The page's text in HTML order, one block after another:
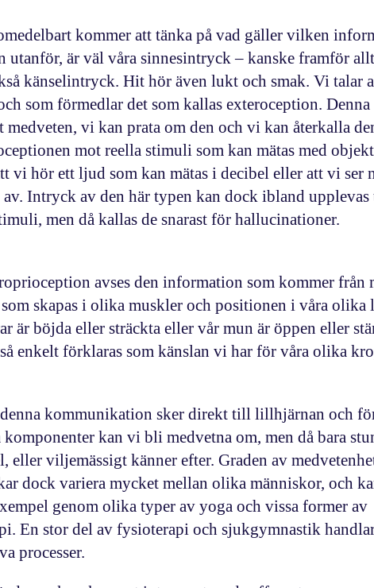
kommer att tänka på vad gäller vilken
utanför, är väl våra sinnesintryck – kanske framför
känselintryck. Hit hör även lukt och smak. Vi talar
som förmedlar det som kallasexteroception. Denna
vi kan prata om den och vi kan återkalla
mot reella stimuli som kan mätas med
vi hör ett ljud som kan mätas i decibel eller att vi ser
Intryck av den här typen kan dock ibland upplevas
men då kallas de snarast för hallucinationer.
avses den information som kommer från
skapas i olika muskler och positionen i våra olika
är böjda eller sträckta eller vår mun är öppen eller
enkelt förklaras som känslan vi har för våra olika
denna kommunikation sker direkt till lillhjärnan och
kan vi bli medvetna om, men då bara
eller viljemässigt känner efter. Graden av
dock variera mycket mellan olika människor, och
genom olika typer av yoga och vissa former av
En stor del av fysioterapi och sjukgymnastik
processer.